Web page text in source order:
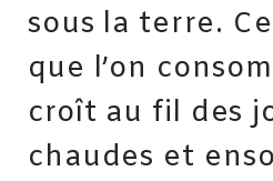
sous la terre.
que l’on
croît au fil des
chaudes et